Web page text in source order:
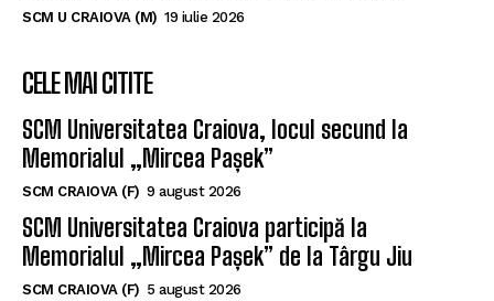
SCM U CRAIOVA (M) 19 iulie 2026
CELE MAI CITITE
SCM Universitatea Craiova, locul secund la
Memorialul „Mircea Pașek”
SCM CRAIOVA (F) 9 august 2026
SCM Universitatea Craiova participă la
Memorialul „Mircea Pașek” de la Târgu Jiu
SCM CRAIOVA (F) 5 august 2026